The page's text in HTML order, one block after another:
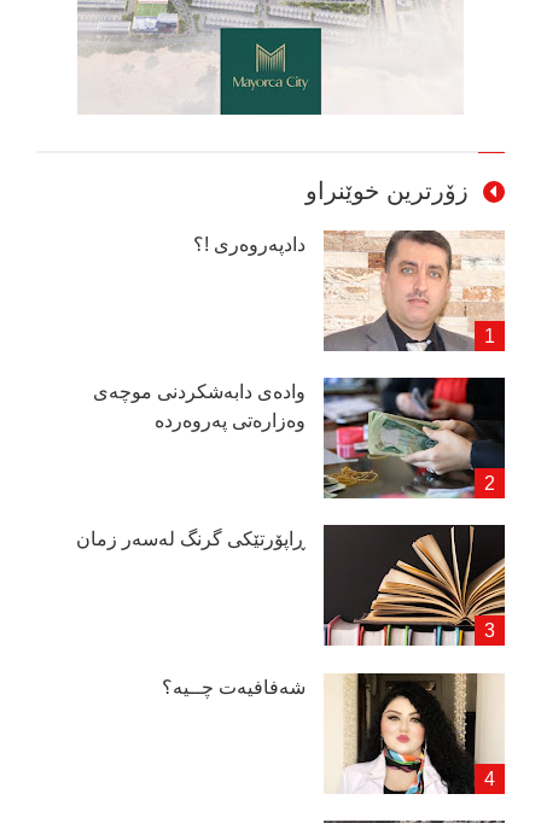
زۆرترین خوێنراو
دادپەروەری !؟
وادەی دابەشكردنی موچەی
وەزارەتی پەروەردە
ڕاپۆرتێكی گرنگ لەسەر زمان
شەفافیەت چــیە؟